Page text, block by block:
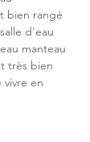
bien rangé
d'eau
manteau
très bien
en